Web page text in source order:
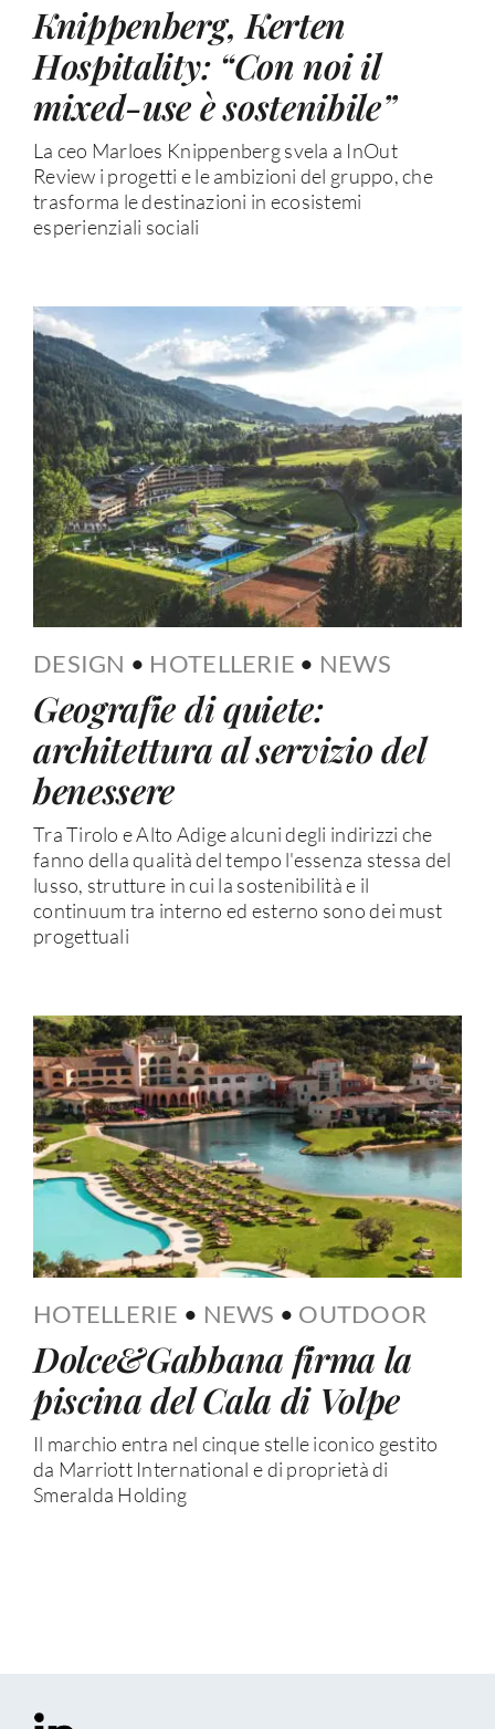
Knippenberg, Kerten
Hospitality: “Con noi il
mixed-use è sostenibile”
La ceo Marloes Knippenberg svela a InOut
Review i progetti e le ambizioni del gruppo, che
trasforma le destinazioni in ecosistemi
esperienziali sociali
DESIGN • HOTELLERIE • NEWS
Geografie di quiete:
architettura al servizio del
benessere
Tra Tirolo e Alto Adige alcuni degli indirizzi che
fanno della qualità del tempo l'essenza stessa del
lusso, strutture in cui la sostenibilità e il
continuum tra interno ed esterno sono dei must
progettuali
HOTELLERIE • NEWS • OUTDOOR
Dolce&Gabbana firma la
piscina del Cala di Volpe
Il marchio entra nel cinque stelle iconico gestito
da Marriott International e di proprietà di
Smeralda Holding